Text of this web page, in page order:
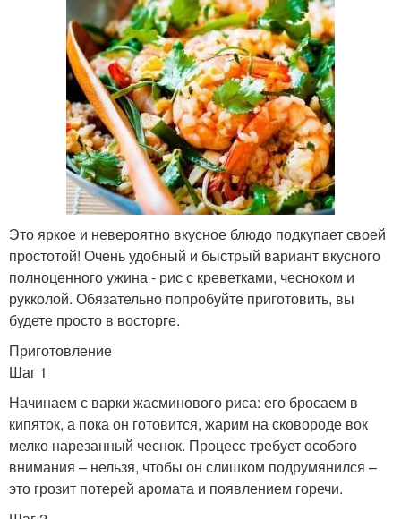
Это яркое и невероятно вкусное блюдо подкупает своей
простотой! Очень удобный и быстрый вариант вкусного
полноценного ужина - рис с креветками, чесноком и
рукколой. Обязательно попробуйте приготовить, вы
будете просто в восторге.
Приготовление
Шаг 1
Начинаем с варки жасминового риса: его бросаем в
кипяток, а пока он готовится, жарим на сковороде вок
мелко нарезанный чеснок. Процесс требует особого
внимания – нельзя, чтобы он слишком подрумянился –
это грозит потерей аромата и появлением горечи.